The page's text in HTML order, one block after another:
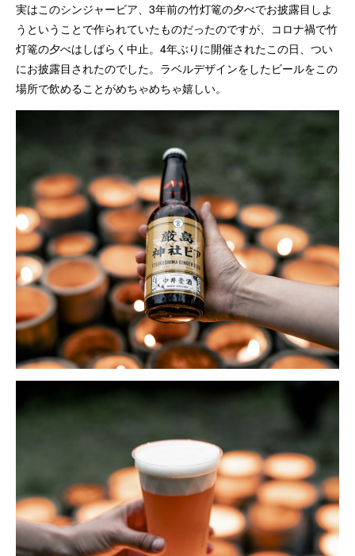
実はこのシンジャービア、3年前の竹灯篭の夕べでお披露目しよ
うということで作られていたものだったのですが、コロナ禍で竹
灯篭の夕べはしばらく中止。4年ぶりに開催されたこの日、つい
にお披露目されたのでした。ラベルデザインをしたビールをこの
場所で飲めることがめちゃめちゃ嬉しい。